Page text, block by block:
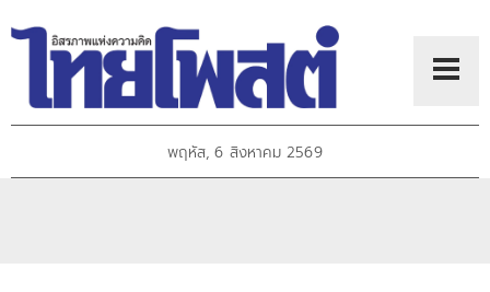
พฤหัส, 6 สิงหาคม 2569